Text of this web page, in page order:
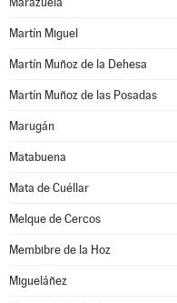
Martín Miguel
Martín Muñoz de la Dehesa
Martín Muñoz de las Posadas
Marugán
Matabuena
Mata de Cuéllar
Melque de Cercos
Membibre de la Hoz
Migueláñez